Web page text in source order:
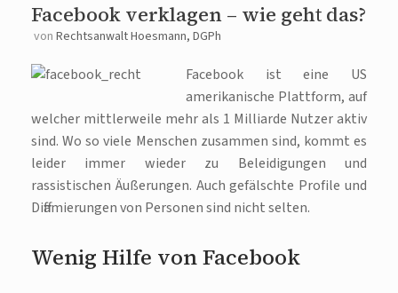
Facebook verklagen – wie geht das?
von Rechtsanwalt Hoesmann, DGPh
Facebook ist eine US
amerikanische Plattform, auf
welcher mittlerweile mehr als 1 Milliarde Nutzer aktiv
sind. Wo so viele Menschen zusammen sind, kommt es
leider immer wieder zu Beleidigungen und
rassistischen Äußerungen. Auch gefälschte Profile und
Diffamierungen von Personen sind nicht selten.
Wenig Hilfe von Facebook